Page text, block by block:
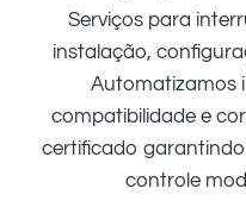
Serviços para
instalação,
Automatizamos
compatibilidade e
certificado
controle